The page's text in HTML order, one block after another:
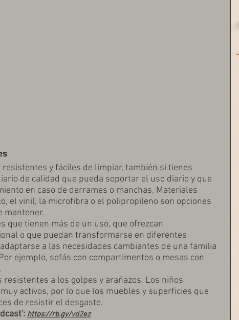
resistentes y fáciles de limpiar, también si tienes
de calidad que pueda soportar el uso diario y que
en caso de derrames o manchas. Materiales
el vinil, la microfibra o el polipropileno son opciones
mantener.
que tienen más de un uso, que ofrezcan
o que puedan transformarse en diferentes
a las necesidades cambiantes de una familia
ejemplo, sofás con compartimentos o mesas con
resistentes a los golpes y arañazos. Los niños
activos, por lo que los muebles y superficies que
de resistir el desgaste.
https://rb.gy/vd2ez